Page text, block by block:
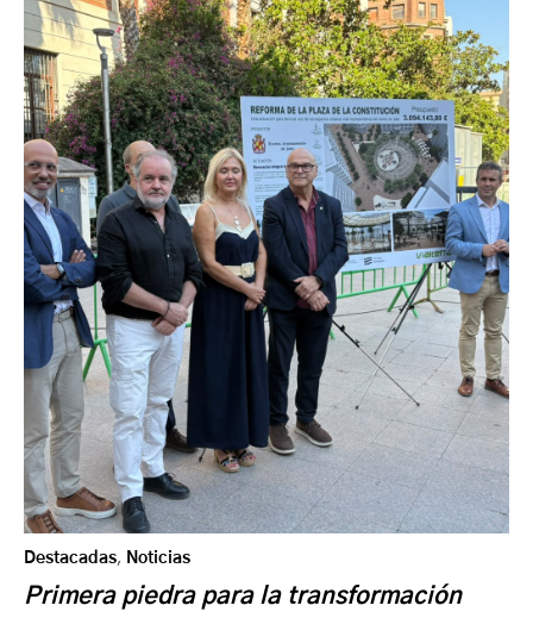
Destacadas, Noticias
Primera piedra para la transformación